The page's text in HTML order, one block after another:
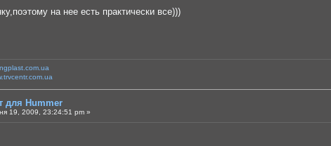
на нее есть практически все)))
для Hummer
19, 2009, 23:24:51 pm »